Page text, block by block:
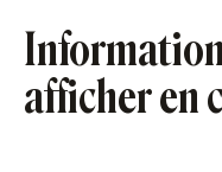
afficher en